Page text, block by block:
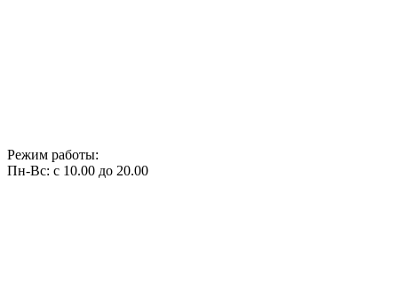
Режим работы:
Пн-Вс: с 10.00 до 20.00